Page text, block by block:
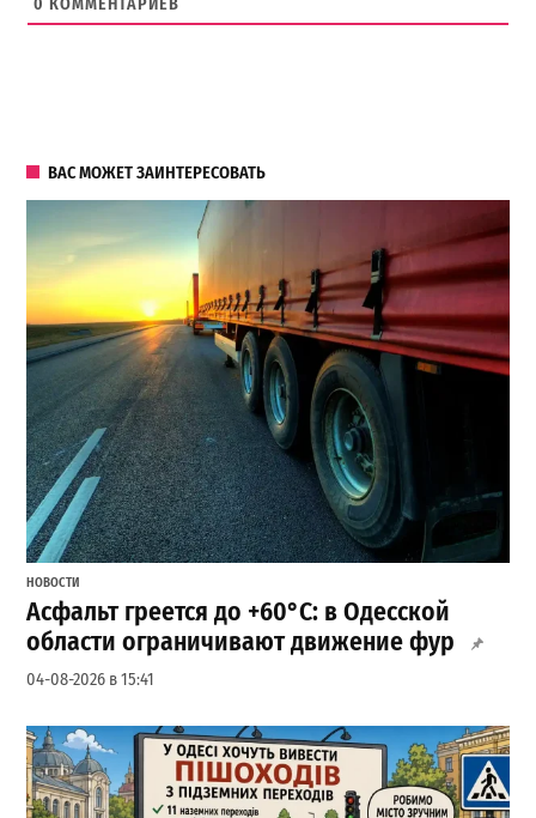
0 КОММЕНТАРИЕВ
ВАС МОЖЕТ ЗАИНТЕРЕСОВАТЬ
НОВОСТИ
Асфальт греется до +60°C: в Одесской
области ограничивают движение фур
04-08-2026 в 15:41